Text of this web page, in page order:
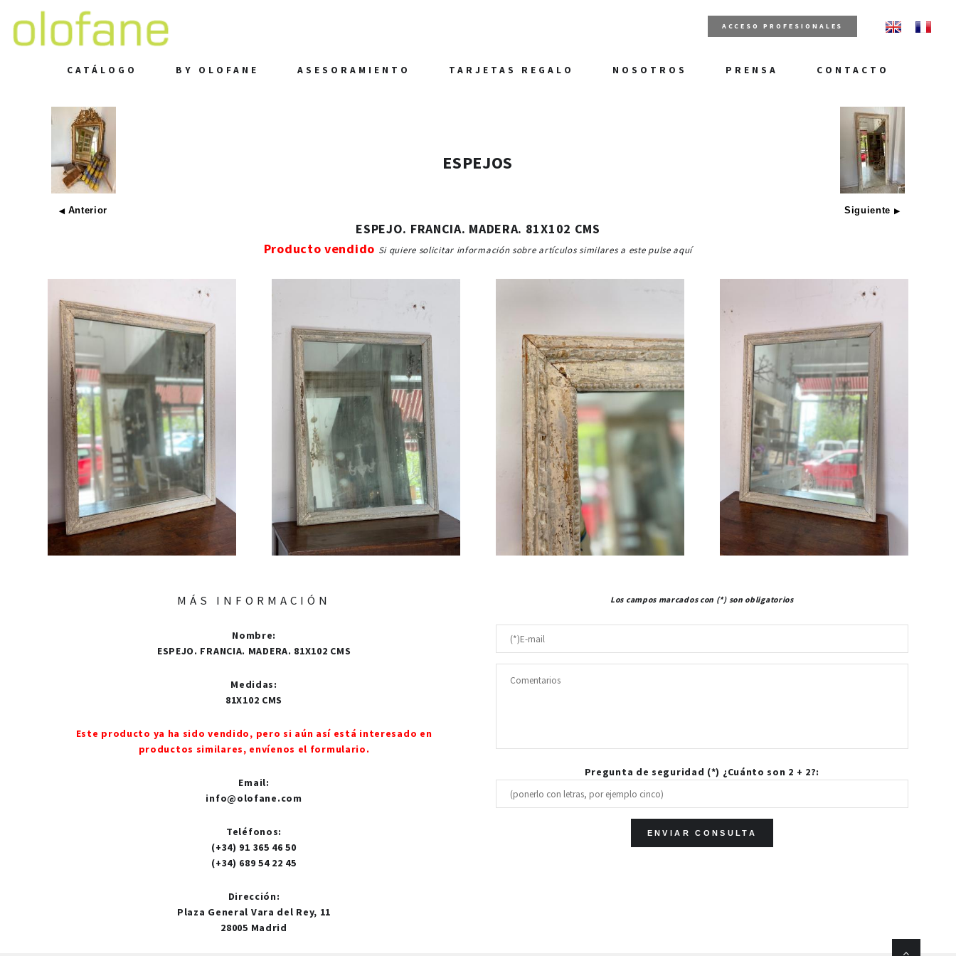
ACCESO PROFESIONALES
CATÁLOGO BY OLOFANE ASESORAMIENTO TARJETAS REGALO NOSOTROS PRENSA CONTACTO
◀ Anterior
ESPEJOS
Siguiente ▶
ESPEJO. FRANCIA. MADERA. 81X102 CMS
Producto vendido Si quiere solicitar información sobre artículos similares a este pulse aquí
MÁS INFORMACIÓN
Nombre:
ESPEJO. FRANCIA. MADERA. 81X102 CMS
Medidas:
81X102 CMS
Este producto ya ha sido vendido, pero si aún así está interesado en
productos similares, envíenos el formulario.
Email:
info@olofane.com
Teléfonos:
(+34) 91 365 46 50
(+34) 689 54 22 45
Dirección:
Plaza General Vara del Rey, 11
28005 Madrid
Los campos marcados con (*) son obligatorios
Pregunta de seguridad (*) ¿Cuánto son 2 + 2?: